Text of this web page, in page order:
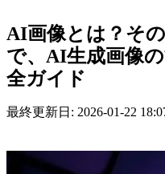
AI画像とは？そ
で、AI生成画像
全ガイド
最終更新日: 2026-01-22